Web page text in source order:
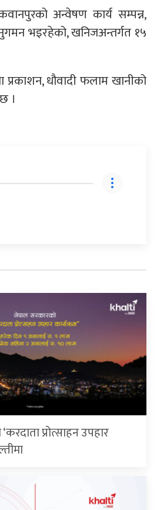
अन्वेषण कार्य सम्पन्न,
भइरहेको, खनिजअन्तर्गत १५
धौवादी फलाम खानीको
।
प्रोत्साहन उपहार